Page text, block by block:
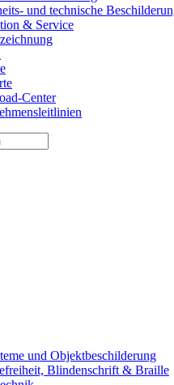
und technische
& Service
Center
und Objektbeschilderung
Blindenschrift & Braille